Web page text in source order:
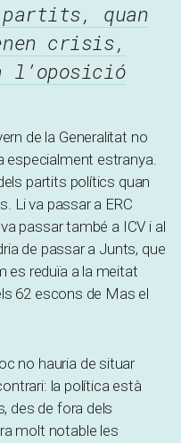
quan
crisis,
l’oposició
de la Generalitat no
especialment estranya.
partits polítics quan
Li va passar a ERC
passar també a ICV i al
de passar a Junts, que
es reduïa a la meitat
62 escons de Mas el
no hauria de situar
la política està
des de fora dels
molt notable les